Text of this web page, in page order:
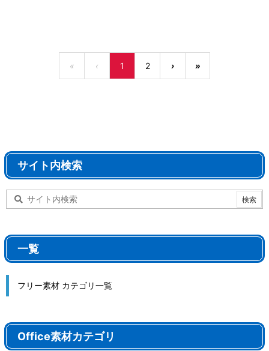
« ‹ 1 2 › »
サイト内検索
一覧
フリー素材 カテゴリ一覧
Office素材カテゴリ